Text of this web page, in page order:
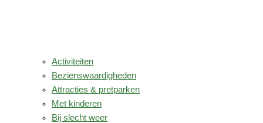
Activiteiten
Bezienswaardigheden
Attracties & pretparken
Met kinderen
Bij slecht weer